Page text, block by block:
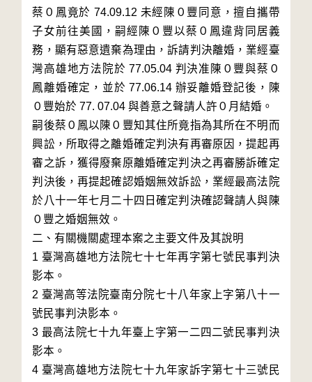
蔡０鳳竟於 74.09.12 未經陳０豐同意，擅自攜帶
子女前往美國，嗣經陳０豐以蔡０鳳違背同居義
務，顯有惡意遺棄為理由，訴請判決離婚，業經臺
灣高雄地方法院於 77.05.04 判決准陳０豐與蔡０
鳳離婚確定，並於 77.06.14 辦妥離婚登記後，陳
０豐始於 77. 07.04 與善意之聲請人許０月結婚。
嗣後蔡０鳳以陳０豐知其住所竟指為其所在不明而
興訟，所取得之離婚確定判決有再審原因，提起再
審之訴，獲得廢棄原離婚確定判決之再審勝訴確定
判決後，再提起確認婚姻無效訴訟，業經最高法院
於八十一年七月二十四日確定判決確認聲請人與陳
０豐之婚姻無效。
二、有關機關處理本案之主要文件及其說明
1 臺灣高雄地方法院七十七年再字第七號民事判決
影本。
2 臺灣高等法院臺南分院七十八年家上字第八十一
號民事判決影本。
3 最高法院七十九年臺上字第一二四二號民事判決
影本。
4 臺灣高雄地方法院七十九年家訴字第七十三號民